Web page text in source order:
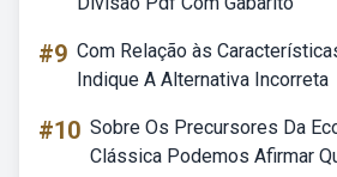
#9 Com Relação às
Indique A Alternativa Incorreta
#10 Sobre Os Precursores Da
Clássica Podemos Afirmar